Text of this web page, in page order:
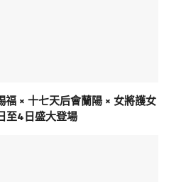
× 十七天后會蘭陽 × 女將護女
至4日盛大登場